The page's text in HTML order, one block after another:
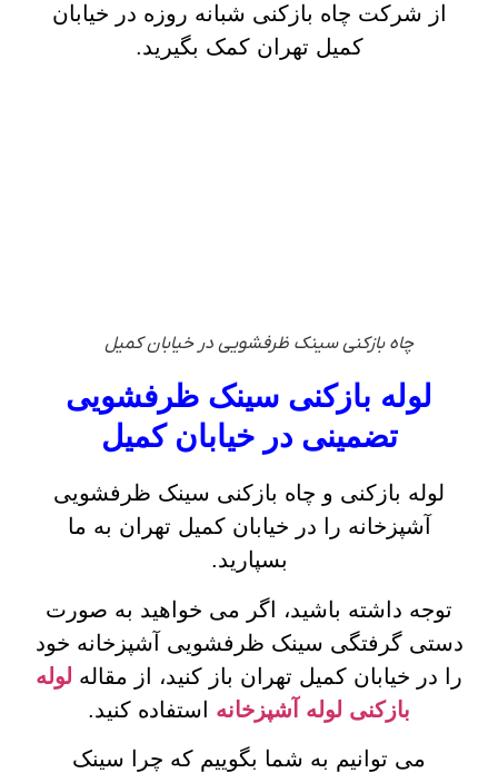
از شرکت چاه بازکنی شبانه روزه در خیابان
کمیل تهران کمک بگیرید.
چاه بازکنی سینک ظرفشویی در خیابان کمیل
لوله بازکنی سینک ظرفشویی
تضمینی در خیابان کمیل
لوله بازکنی و چاه بازکنی سینک ظرفشویی
آشپزخانه را در خیابان کمیل تهران به ما
بسپارید.
توجه داشته باشید، اگر می خواهید به صورت
دستی گرفتگی سینک ظرفشویی آشپزخانه خود
را در خیابان کمیل تهران باز کنید، از مقاله لوله
بازکنی لوله آشپزخانه استفاده کنید.
می توانیم به شما بگوییم که چرا سینک